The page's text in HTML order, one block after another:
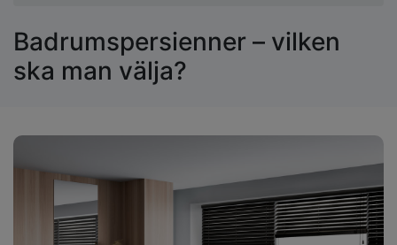
Badrumspersienner – vilken
ska man välja?